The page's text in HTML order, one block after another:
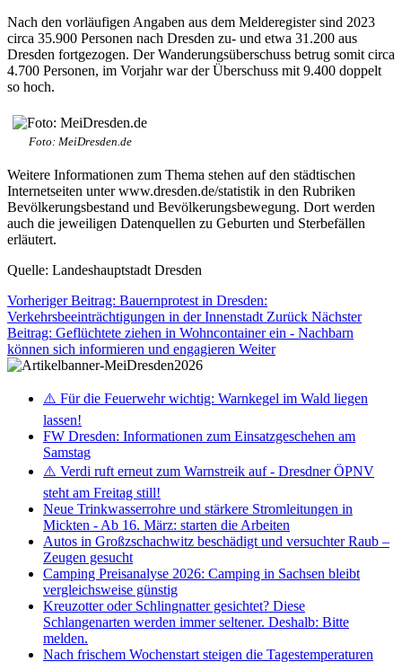
Nach den vorläufigen Angaben aus dem Melderegister sind 2023
circa 35.900 Personen nach Dresden zu- und etwa 31.200 aus
Dresden fortgezogen. Der Wanderungsüberschuss betrug somit circa
4.700 Personen, im Vorjahr war der Überschuss mit 9.400 doppelt
so hoch.
Foto: MeiDresden.de
Weitere Informationen zum Thema stehen auf den städtischen
Internetseiten unter www.dresden.de/statistik in den Rubriken
Bevölkerungsbestand und Bevölkerungsbewegung. Dort werden
auch die jeweiligen Datenquellen zu Geburten und Sterbefällen
erläutert.
Quelle: Landeshauptstadt Dresden
Vorheriger Beitrag: Bauernprotest in Dresden:
Verkehrsbeeinträchtigungen in der Innenstadt Zurück Nächster
Beitrag: Geflüchtete ziehen in Wohncontainer ein - Nachbarn
können sich informieren und engagieren Weiter
⚠️ Für die Feuerwehr wichtig: Warnkegel im Wald liegen
lassen!
FW Dresden: Informationen zum Einsatzgeschehen am
Samstag
⚠️ Verdi ruft erneut zum Warnstreik auf - Dresdner ÖPNV
steht am Freitag still!
Neue Trinkwasserrohre und stärkere Stromleitungen in
Mickten - Ab 16. März: starten die Arbeiten
Autos in Großzschachwitz beschädigt und versuchter Raub –
Zeugen gesucht
Camping Preisanalyse 2026: Camping in Sachsen bleibt
vergleichsweise günstig
Kreuzotter oder Schlingnatter gesichtet? Diese
Schlangenarten werden immer seltener. Deshalb: Bitte
melden.
Nach frischem Wochenstart steigen die Tagestemperaturen